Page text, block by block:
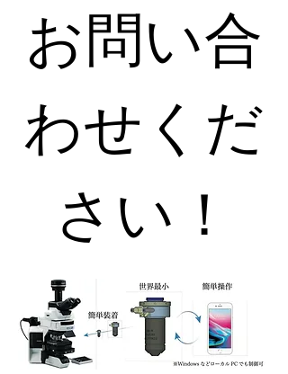
お問い合
わせくだ
さい！